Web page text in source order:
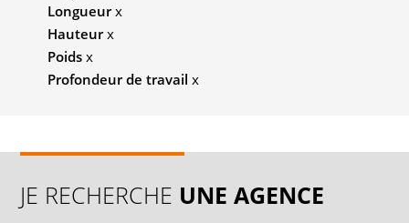
Longueurx
Hauteurx
Poids x
Profondeur de travail x
JE RECHERCHE UNE AGENCE